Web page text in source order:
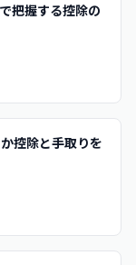
把握する控除の
控除と手取りを